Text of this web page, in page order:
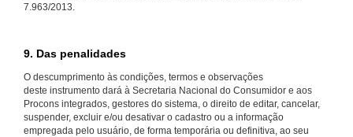
7.963/2013.
9. Das penalidades
O descumprimento às condições, termos e observações
deste instrumento dará à Secretaria Nacional do Consumidor e aos
Procons integrados, gestores do sistema, o direito de editar, cancelar,
suspender, excluir e/ou desativar o cadastro ou a informação
empregada pelo usuário, de forma temporária ou definitiva, ao seu